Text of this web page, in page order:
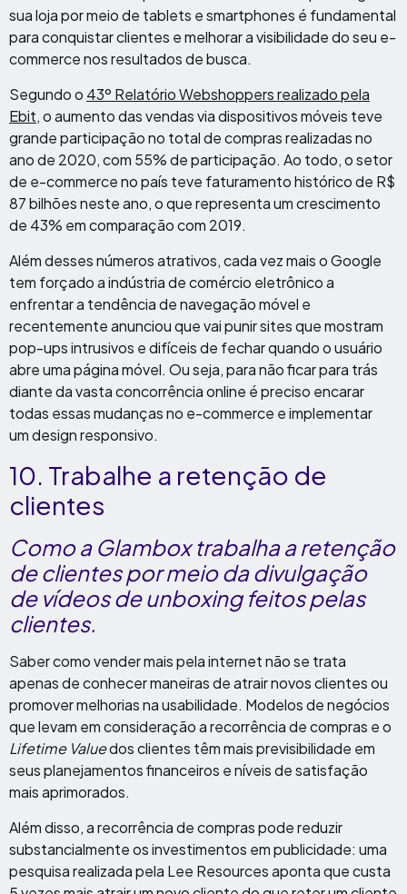
sua loja por meio de tablets e smartphones é fundamental
para conquistar clientes e melhorar a visibilidade do seu e-
commerce nos resultados de busca.
Segundo o 43º Relatório Webshoppers realizado pela
Ebit, o aumento das vendas via dispositivos móveis teve
grande participação no total de compras realizadas no
ano de 2020, com 55% de participação. Ao todo, o setor
de e-commerce no país teve faturamento histórico de R$
87 bilhões neste ano, o que representa um crescimento
de 43% em comparação com 2019.
Além desses números atrativos, cada vez mais o Google
tem forçado a indústria de comércio eletrônico a
enfrentar a tendência de navegação móvel e
recentemente anunciou que vai punir sites que mostram
pop-ups intrusivos e difíceis de fechar quando o usuário
abre uma página móvel. Ou seja, para não ficar para trás
diante da vasta concorrência online é preciso encarar
todas essas mudanças no e-commerce e implementar
um design responsivo.
10. Trabalhe a retenção de
clientes
Como a Glambox trabalha a retenção
de clientes por meio da divulgação
de vídeos de unboxing feitos pelas
clientes.
Saber como vender mais pela internet não se trata
apenas de conhecer maneiras de atrair novos clientes ou
promover melhorias na usabilidade. Modelos de negócios
que levam em consideração a recorrência de compras e o
Lifetime Valuedos clientes têm mais previsibilidade em
seus planejamentos financeiros e níveis de satisfação
mais aprimorados.
Além disso, a recorrência de compras pode reduzir
substancialmente os investimentos em publicidade: uma
pesquisa realizada pela Lee Resources aponta que custa